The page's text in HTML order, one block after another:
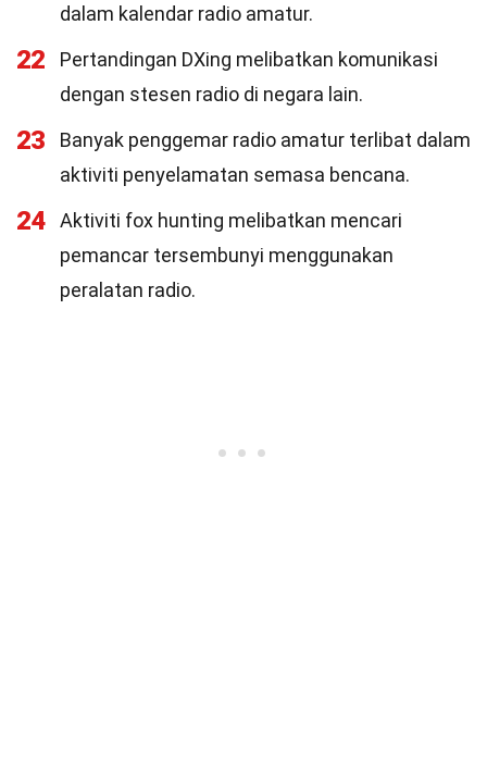
dalam kalendar radio amatur.
22
Pertandingan DXing melibatkan komunikasi
dengan stesen radio di negara lain.
23
Banyak penggemar radio amatur terlibat dalam
aktiviti penyelamatan semasa bencana.
24
Aktiviti fox hunting melibatkan mencari
pemancar tersembunyi menggunakan
peralatan radio.